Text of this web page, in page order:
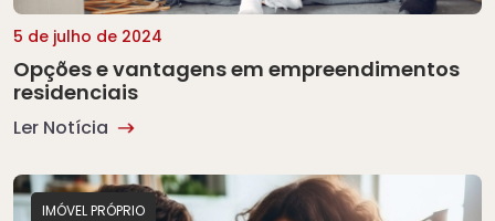
5 de julho de 2024
Opções e vantagens em empreendimentos
residenciais
Ler Notícia
IMÓVEL PRÓPRIO